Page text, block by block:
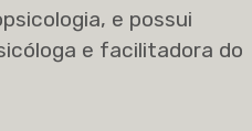
e possui
e facilitadora do